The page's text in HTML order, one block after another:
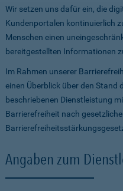
Wir setzen uns dafür ein, die
Kundenportalen kontinuierlich
Menschen einen
bereitgestellten Informationen
Im Rahmen unserer
einen Überblick über den Stand
beschriebenen Dienstleistung
Barrierefreiheit nach
Angaben zum